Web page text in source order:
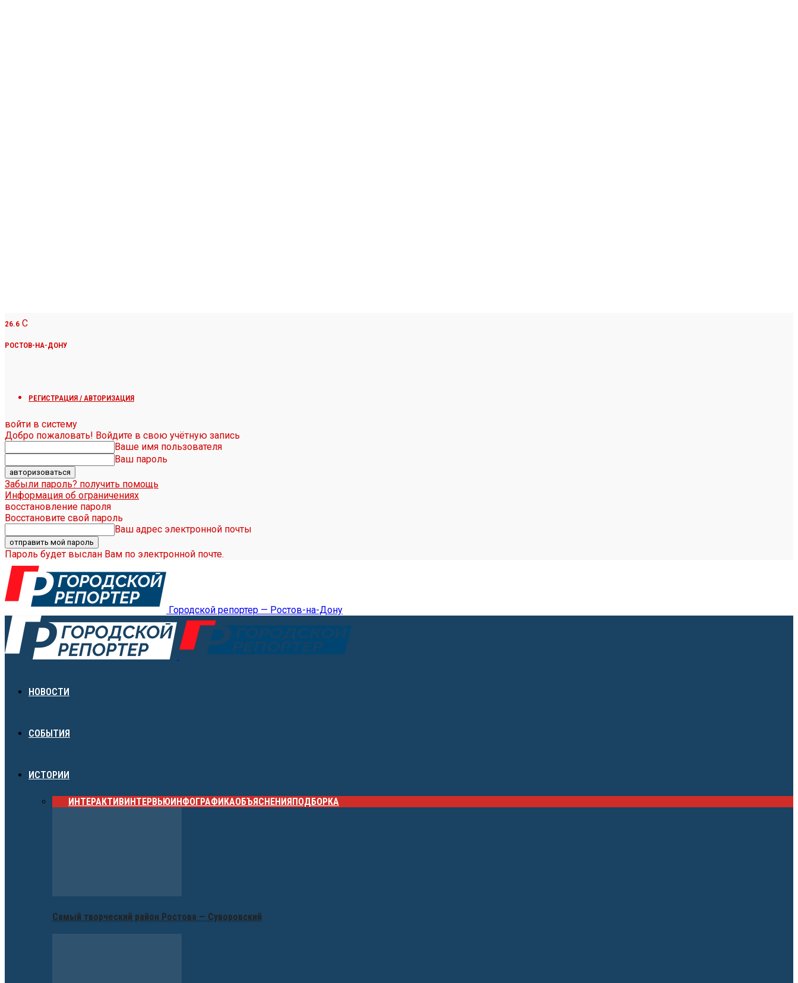
26.6 C
РОСТОВ-НА-ДОНУ
РЕГИСТРАЦИЯ / АВТОРИЗАЦИЯ
войти в систему
Добро пожаловать! Войдите в свою учётную запись
Ваше имя пользователя
Ваш пароль
Забыли пароль? получить помощь
Информация об ограничениях
восстановление пароля
Восстановите свой пароль
Ваш адрес электронной почты
Пароль будет выслан Вам по электронной почте.
Городской репортер — Ростов-на-Дону
НОВОСТИ
СОБЫТИЯ
ИСТОРИИ
ИНТЕРАКТИВИНТЕРВЬЮИНФОГРАФИКАОБЪЯСНЕНИЯПОДБОРКА
Самый творческий район Ростова — Суворовский